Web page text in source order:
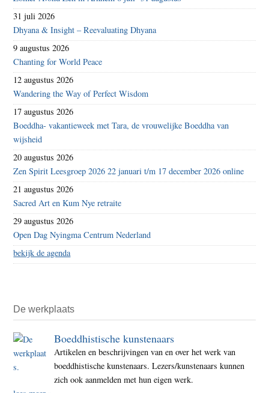
31 juli 2026
Dhyana & Insight – Reevaluating Dhyana
9 augustus 2026
Chanting for World Peace
12 augustus 2026
Wandering the Way of Perfect Wisdom
17 augustus 2026
Boeddha- vakantieweek met Tara, de vrouwelijke Boeddha van
wijsheid
20 augustus 2026
Zen Spirit Leesgroep 2026 22 januari t/m 17 december 2026 online
21 augustus 2026
Sacred Art en Kum Nye retraite
29 augustus 2026
Open Dag Nyingma Centrum Nederland
bekijk de agenda
De werkplaats
Boeddhistische kunstenaars
Artikelen en beschrijvingen van en over het werk van
boeddhistische kunstenaars. Lezers/kunstenaars kunnen
zich ook aanmelden met hun eigen werk.